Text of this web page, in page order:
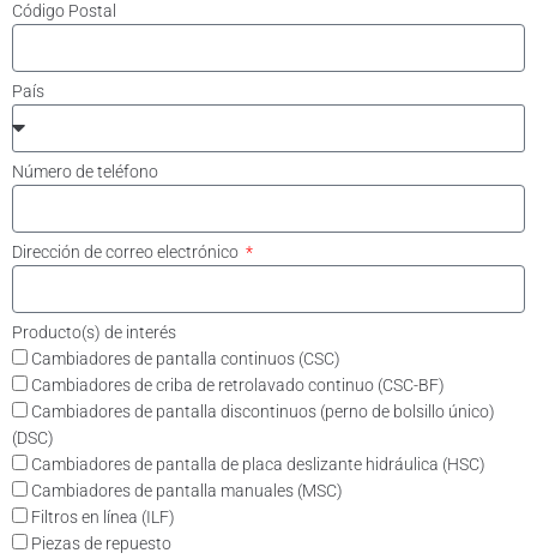
Código Postal
País
Número de teléfono
Dirección de correo electrónico
Producto(s) de interés
Cambiadores de pantalla continuos (CSC)
Cambiadores de criba de retrolavado continuo (CSC-BF)
Cambiadores de pantalla discontinuos (perno de bolsillo único)
(DSC)
Cambiadores de pantalla de placa deslizante hidráulica (HSC)
Cambiadores de pantalla manuales (MSC)
Filtros en línea (ILF)
Piezas de repuesto